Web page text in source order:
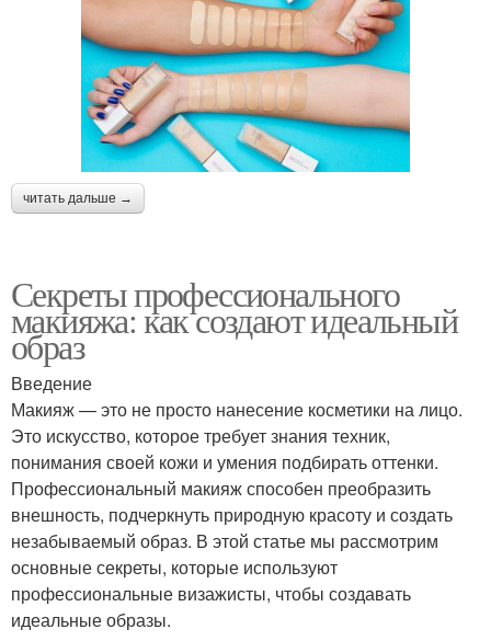
читать дальше →
Секреты профессионального
макияжа: как создают идеальный
образ
Введение
Макияж — это не просто нанесение косметики на лицо.
Это искусство, которое требует знания техник,
понимания своей кожи и умения подбирать оттенки.
Профессиональный макияж способен преобразить
внешность, подчеркнуть природную красоту и создать
незабываемый образ. В этой статье мы рассмотрим
основные секреты, которые используют
профессиональные визажисты, чтобы создавать
идеальные образы.